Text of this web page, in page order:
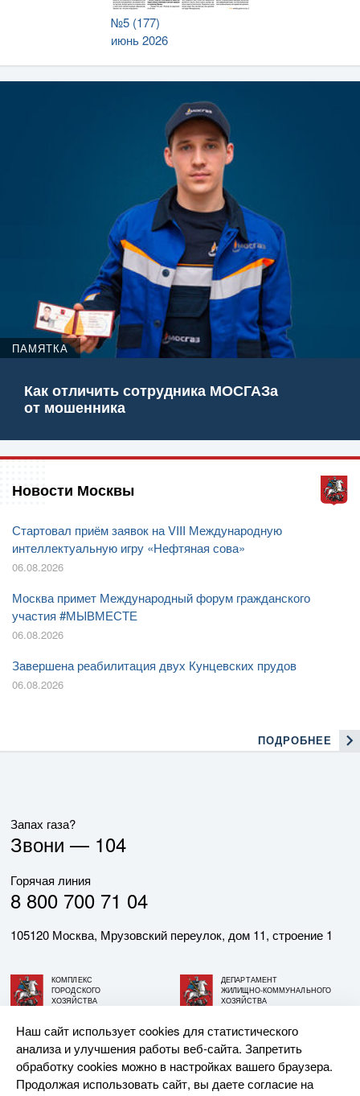
№5 (177)
июнь 2026
ПАМЯТКА
Как отличить сотрудника МОСГАЗа
от мошенника
Новости Москвы
Стартовал приём заявок на VIII Международную
интеллектуальную игру «Нефтяная сова»
06.08.2026
Москва примет Международный форум гражданского
участия #МЫВМЕСТЕ
06.08.2026
Завершена реабилитация двух Кунцевских прудов
06.08.2026
ПОДРОБНЕЕ
Запах газа?
Звони — 104
Горячая линия
8 800 700 71 04
105120 Москва, Мрузовский переулок, дом 11, строение 1
КОМПЛЕКС
ГОРОДСКОГО
ХОЗЯЙСТВА
ДЕПАРТАМЕНТ
ЖИЛИЩНО-КОММУНАЛЬНОГО
ХОЗЯЙСТВА
© АО «МОСГАЗ», 2026. При использовании материалов
ссылка на сайт обязательна.
Наш сайт использует cookies для статистического
анализа и улучшения работы веб-сайта. Запретить
обработку cookies можно в настройках вашего браузера.
Продолжая использовать сайт, вы даете согласие на